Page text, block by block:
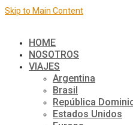
Skip to Main Content
HOME
NOSOTROS
VIAJES
Argentina
Brasil
República
Estados Unidos